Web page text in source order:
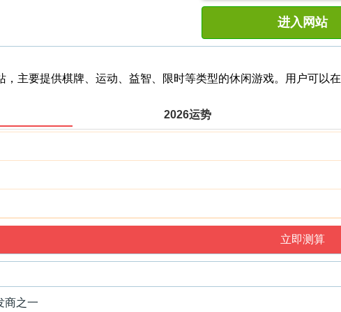
进入网站
，主要提供棋牌、运动、益智、限时等类型的休闲游戏。用户可以
2026运势
商之一